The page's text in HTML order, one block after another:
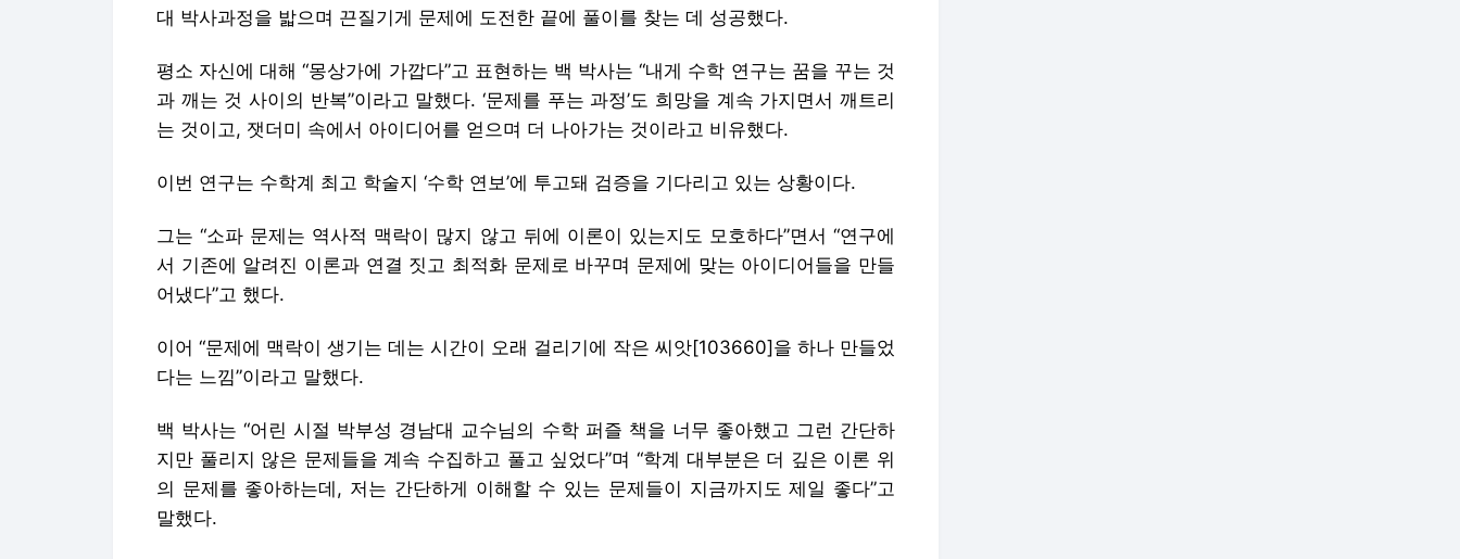
대 박사과정을 밟으며 끈질기게 문제에 도전한 끝에 풀이를 찾는 데 성공했다.
평소 자신에 대해 “몽상가에 가깝다”고 표현하는 백 박사는 “내게 수학 연구는 꿈을 꾸는 것
과 깨는 것 사이의 반복”이라고 말했다. ‘문제를 푸는 과정’도 희망을 계속 가지면서 깨트리
는 것이고, 잿더미 속에서 아이디어를 얻으며 더 나아가는 것이라고 비유했다.
이번 연구는 수학계 최고 학술지 ‘수학 연보’에 투고돼 검증을 기다리고 있는 상황이다.
그는 “소파 문제는 역사적 맥락이 많지 않고 뒤에 이론이 있는지도 모호하다”면서 “연구에
서 기존에 알려진 이론과 연결 짓고 최적화 문제로 바꾸며 문제에 맞는 아이디어들을 만들
어냈다”고 했다.
이어 “문제에 맥락이 생기는 데는 시간이 오래 걸리기에 작은 씨앗[103660]을 하나 만들었
다는 느낌”이라고 말했다.
백 박사는 “어린 시절 박부성 경남대 교수님의 수학 퍼즐 책을 너무 좋아했고 그런 간단하
지만 풀리지 않은 문제들을 계속 수집하고 풀고 싶었다”며 “학계 대부분은 더 깊은 이론 위
의 문제를 좋아하는데, 저는 간단하게 이해할 수 있는 문제들이 지금까지도 제일 좋다”고
말했다.